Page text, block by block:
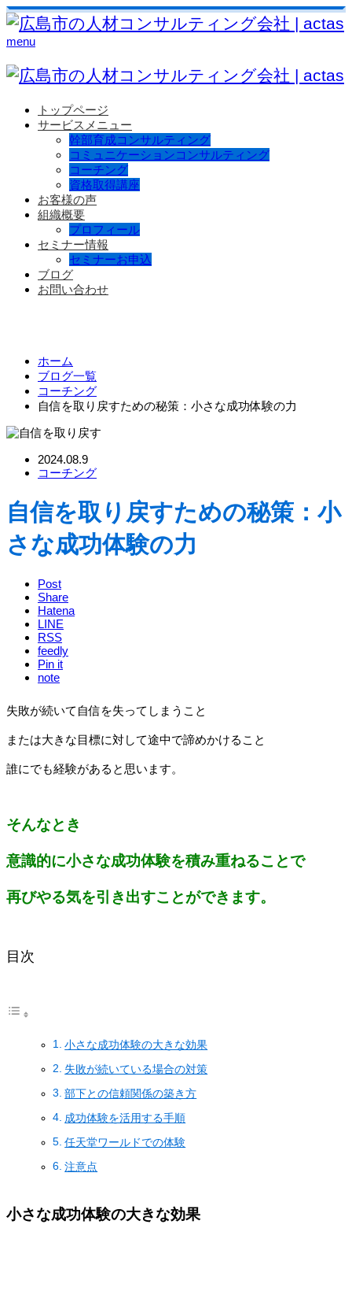
menu
トップページ
サービスメニュー
幹部育成コンサルティング
コミュニケーションコンサルティング
コーチング
資格取得講座
お客様の声
組織概要
プロフィール
セミナー情報
セミナーお申込
ブログ
お問い合わせ
ホーム
ブログ一覧
コーチング
自信を取り戻すための秘策：小さな成功体験の力
2024.08.9
コーチング
自信を取り戻すための秘策：小
さな成功体験の力
Post
Share
Hatena
LINE
RSS
feedly
Pin it
note
失敗が続いて自信を失ってしまうこと
または大きな目標に対して途中で諦めかけること
誰にでも経験があると思います。
そんなとき
意識的に小さな成功体験を積み重ねることで
再びやる気を引き出すことができます。
目次
小さな成功体験の大きな効果
失敗が続いている場合の対策
部下との信頼関係の築き方
成功体験を活用する手順
任天堂ワールドでの体験
注意点
小さな成功体験の大きな効果